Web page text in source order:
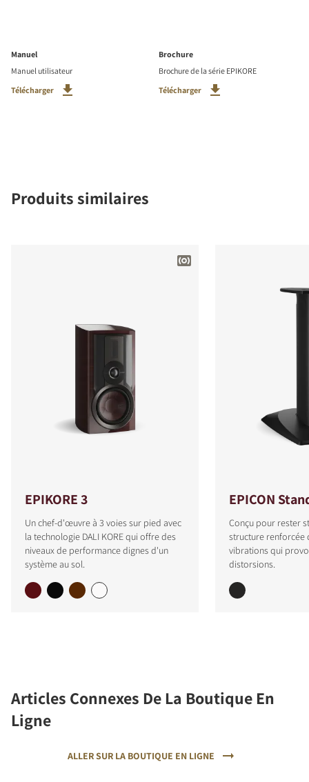
Manuel
Manuel utilisateur
Télécharger
Brochure
Brochure de la série EPIKORE
Télécharger
Produits similaires
EPIKORE 3
Un chef-d'œuvre à 3 voies sur pied avec
la technologie DALI KORE qui offre des
niveaux de performance dignes d'un
système au sol.
EPICON
Conçu pour rester
structure renforcée
vibrations qui
distorsions.
Articles Connexes De La Boutique En
Ligne
ALLER SUR LA BOUTIQUE EN LIGNE